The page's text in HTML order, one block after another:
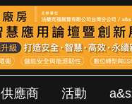
供應商 活動